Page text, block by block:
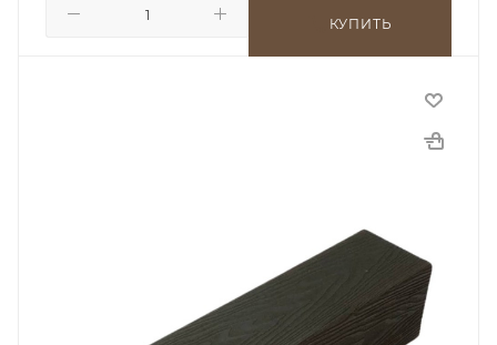
КУПИТЬ